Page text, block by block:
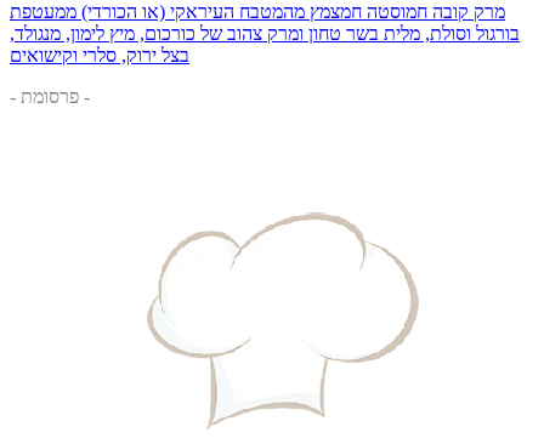
מרק קובה חמוסטה חמצמץ מהמטבח העיראקי (או הכורדי) ממעטפת
בורגול וסולת, מלית בשר טחון ומרק צהוב של כורכום, מיץ לימון, מנגולד,
בצל ירוק, סלרי וקישואים
- פרסומת -